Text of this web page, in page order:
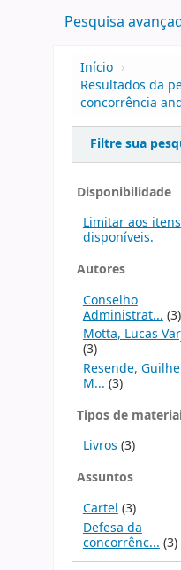
Pesquisa
Início ›
Resultados da
concorrência
Filtre sua
Disponibilidade
Limitar aos itens
disponíveis.
Autores
Conselho
Administrat... (3)
Motta, Lucas
(3)
Resende,
M... (3)
Tipos de
Livros(3)
Assuntos
Cartel (3)
Defesa da
concorrênc... (3)